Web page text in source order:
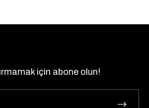
için abone olun!